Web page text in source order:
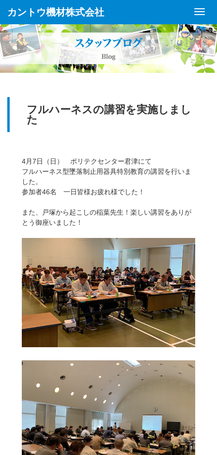
カントウ機材株式会社
フルハーネスの講習を実施しまし
た
4月7日（日） ポリテクセンター君津にて
フルハーネス型墜落制止用器具特別教育の講習を行いま
した。
参加者46名 一日皆様お疲れ様でした！
また、戸塚から起こしの稲葉先生！ 楽しい講習をありが
とう御座いました！